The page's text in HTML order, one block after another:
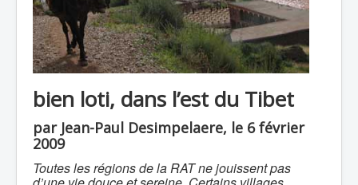
bien loti, dans l’est du Tibet
par Jean-Paul Desimpelaere, le 6 février
2009
Toutes les régions de la RAT ne jouissent pas